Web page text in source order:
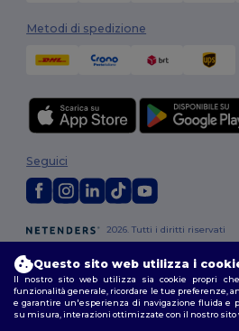
Metodi di spedizione
2026. Tutti i diritti riservati
privacy|Politica sui cookie|Site Map
Seguici
Roma |Milano|Napoli | Torino |Palermo |
Catania| Bari
Questo sito web utilizza i
Il nostro sito web utilizza sia cookie propri
funzionalità generale, ricordare le tue preferenze,
e garantire un'esperienza di navigazione fluida e
su misura, interazioni ottimizzate con il nostro sito